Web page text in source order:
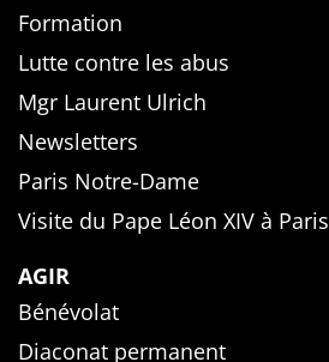
Formation
Lutte contre les abus
Mgr Laurent Ulrich
Newsletters
Paris Notre-Dame
Visite du Pape Léon XIV à Paris
AGIR
Bénévolat
Diaconat permanent